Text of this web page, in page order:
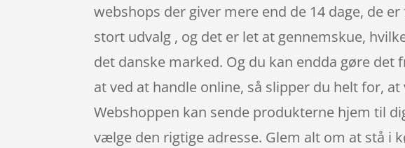
webshops der giver mere end de 14 dage, de
stort udvalg , og det er let at gennemskue,
det danske marked. Og du kan endda gøre
at ved at handle online, så slipper du helt for,
Webshoppen kan sende produkterne hjem til
vælge den rigtige adresse. Glem alt om at stå i